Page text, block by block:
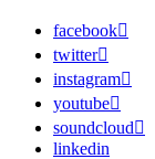
facebook
twitter
instagram
youtube
soundcloud
linkedin